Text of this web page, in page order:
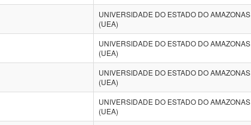
UNIVERSIDADE DO ESTADO DO AMAZONAS
(UEA)
UNIVERSIDADE DO ESTADO DO AMAZONAS
(UEA)
UNIVERSIDADE DO ESTADO DO AMAZONAS
(UEA)
UNIVERSIDADE DO ESTADO DO AMAZONAS
(UEA)